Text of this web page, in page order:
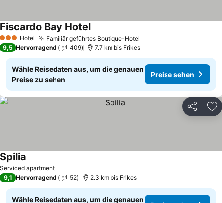
3 SterneHotel Familiär geführtes Boutique-Hotel
Fiscardo Bay Hotel
9,5 Hervorragend 409 7.7 km bis Frikes
Wähle Reisedaten aus, um die genauen
Preise zu sehen
Preise sehen
Teilen
Serviced apartment
Spilia
9,1 Hervorragend 52 2.3 km bis Frikes
Wähle Reisedaten aus, um die genauen